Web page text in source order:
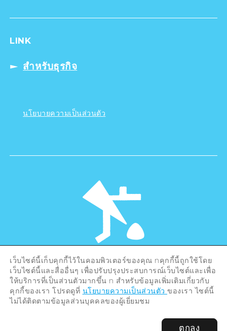
LINK
สำหรับธุรกิจ
นโยบายความเป็นส่วนตัว
©Hiroshima Tourism Association /
Hiroshima Prefecture / Hiroshima City .
All rights reserved
เว็บไซต์นี้เก็บคุกกี้ไว้ในคอมพิวเตอร์ของคุณ nคุกกี้นี้ถูกใช้โดย
เว็บไซต์นี้และสื่ออื่นๆ เพื่อปรับปรุงประสบการณ์เว็บไซต์และเพื่อ
ให้บริการที่เป็นส่วนตัวมากขึ้น n สำหรับข้อมูลเพิ่มเติมเกี่ยวกับ
คุกกี้ของเรา โปรดดูที่ นโยบายความเป็นส่วนตัวของเรา ไซต์นี้
ไม่ได้ติดตามข้อมูลส่วนบุคคลของผู้เยี่ยมชม
ตกลง